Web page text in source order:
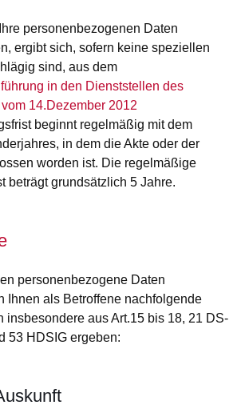
personenbezogenen Daten
ergibt sich, sofern keine speziellen
sind, aus dem
in den Dienststellen des
14.Dezember 2012
neuen Fenster
beginnt regelmäßig mit dem
in dem die Akte oder der
worden ist. Die regelmäßige
beträgt grundsätzlich 5 Jahre.
personenbezogene Daten
Ihnen als Betroffene nachfolgende
insbesondere aus Art.15 bis 18, 21 DS-
53 HDSIG ergeben: